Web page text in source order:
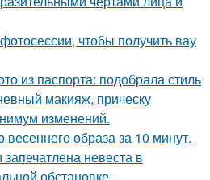
чтобы получить вау
из паспорта: подобрала стиль
макияж, прическу
изменений.
образа за 10 минут.
невеста в